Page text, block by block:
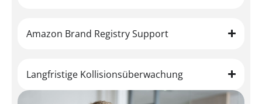
Amazon Brand Registry Support
Langfristige Kollisionsüberwachung